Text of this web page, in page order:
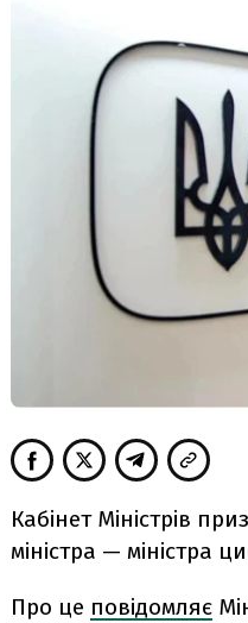
Кабінет Міністрів
міністра — міністра
Про це повідомляє